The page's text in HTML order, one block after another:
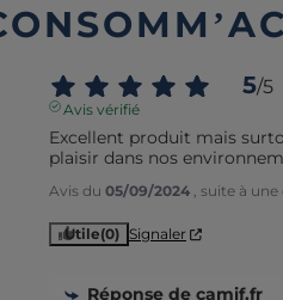
5/5
Avis vérifié
Excellent produit mais
plaisir dans nos
Avis du 05/09/2024 , suite à
Utile(0) Signaler
Réponse de camif.fr